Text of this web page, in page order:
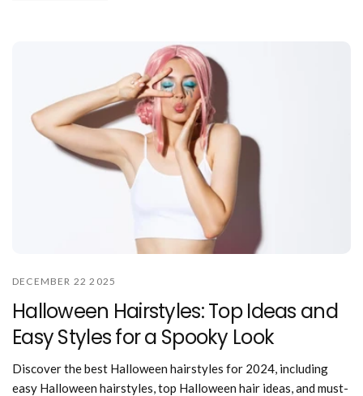
DECEMBER 22 2025
Halloween Hairstyles: Top Ideas and
Easy Styles for a Spooky Look
Discover the best Halloween hairstyles for 2024, including
easy Halloween hairstyles, top Halloween hair ideas, and must-